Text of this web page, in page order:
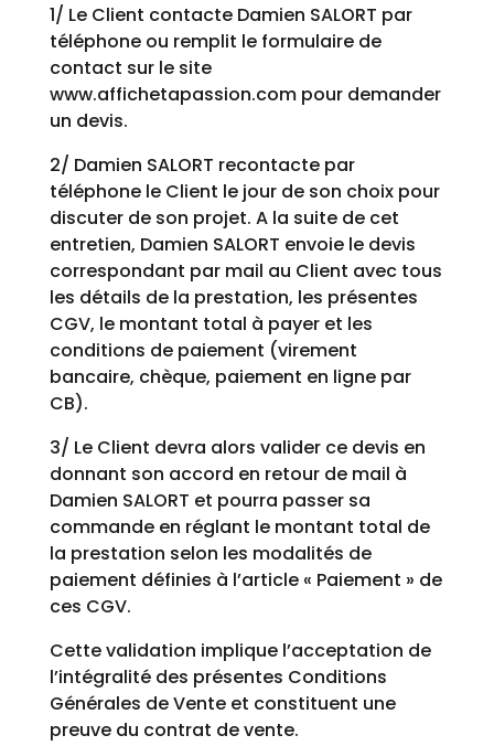
1/ Le Client contacte Damien SALORT par
téléphone ou remplit le formulaire de
contact sur le site
www.affichetapassion.com pour demander
un devis.
2/ Damien SALORT recontacte par
téléphone le Client le jour de son choix pour
discuter de son projet. A la suite de cet
entretien, Damien SALORT envoie le devis
correspondant par mail au Client avec tous
les détails de la prestation, les présentes
CGV, le montant total à payer et les
conditions de paiement (virement
bancaire, chèque, paiement en ligne par
CB).
3/ Le Client devra alors valider ce devis en
donnant son accord en retour de mail à
Damien SALORT et pourra passer sa
commande en réglant le montant total de
la prestation selon les modalités de
paiement définies à l’article « Paiement » de
ces CGV.
Cette validation implique l’acceptation de
l’intégralité des présentes Conditions
Générales de Vente et constituent une
preuve du contrat de vente.